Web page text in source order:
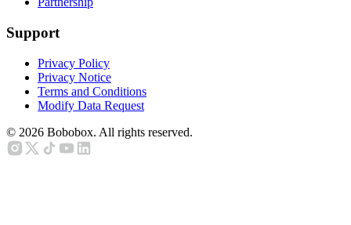
Support
Privacy Policy
Privacy Notice
Terms and Conditions
Modify Data Request
© 2026 Bobobox. All rights reserved.